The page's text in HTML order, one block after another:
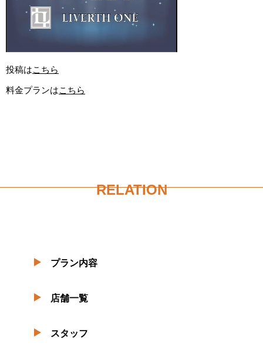
投稿はこちら
料金プランはこちら
RELATION
プラン内容
店舗一覧
スタッフ